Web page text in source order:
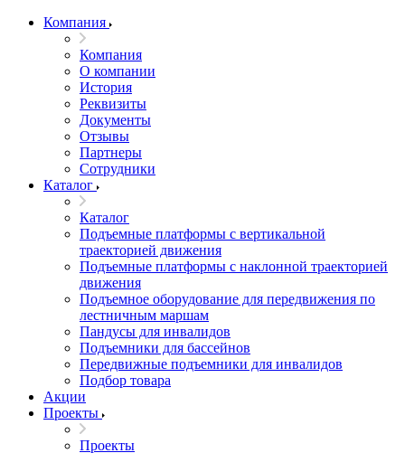
Компания
Компания
О компании
История
Реквизиты
Документы
Отзывы
Партнеры
Сотрудники
Каталог
Каталог
Подъемные платформы с вертикальной
траекторией движения
Подъемные платформы с наклонной траекторией
движения
Подъемное оборудование для передвижения по
лестничным маршам
Пандусы для инвалидов
Подъемники для бассейнов
Передвижные подъемники для инвалидов
Подбор товара
Акции
Проекты
Проекты